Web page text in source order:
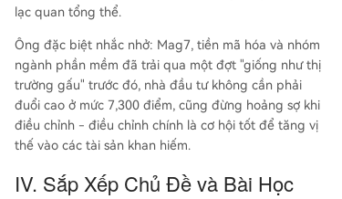
lạc quan tổng thể.
Ông đặc biệt nhắc nhở: Mag7, tiền mã hóa và nhóm
ngành phần mềm đã trải qua một đợt "giống như thị
trường gấu" trước đó, nhà đầu tư không cần phải
đuổi cao ở mức 7,300 điểm, cũng đừng hoảng sợ khi
điều chỉnh - điều chỉnh chính là cơ hội tốt để tăng vị
thế vào các tài sản khan hiếm.
IV. Sắp Xếp Chủ Đề và Bài Học